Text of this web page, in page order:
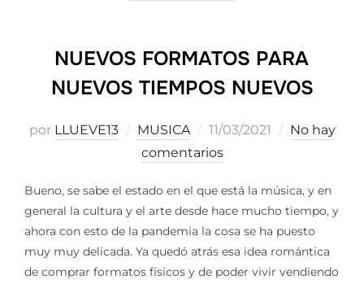
NUEVOS FORMATOS PARA
NUEVOS TIEMPOS NUEVOS
por LLUEVE13 MUSICA
Publicado
el
11/03/2021
No hay
comentarios
Bueno, se sabe el estado en el que está la música, y en
general la cultura y el arte desde hace mucho tiempo, y
ahora con esto de la pandemia la cosa se ha puesto
muy muy delicada. Ya quedó atrás esa idea romántica
de comprar formatos físicos y de poder vivir vendiendo